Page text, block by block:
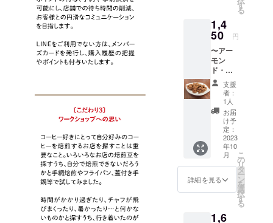
ケージ
等のデ
ザイン
が異な
る場合
があり
ますの
で、あ
らかじ
めご了
承くだ
さいま
せ。 ※
賞味期
限（豆
の状
態）：
焙煎日
から未
3ヶ月、
了承く
ださい
ませ。
※原材料
等の食
品表示
はお届
け商品
のラベ
ルに表
記され
ます。
商品開
封前に
は必ず
リター
ンに貼
付され
たラベ
意書き
等の食
品表示
はお届
け商品
のラベ
ルに表
記され
ます。
商品開
封前に
は必ず
リター
ンに貼
付され
たラベ
意書き
をご確
さい。
渡しい
たしま
す。 ※
返品は
できま
せん。
※生豆の
200gに
なりま
す。焙
煎後は
豆の水
分等が
減るこ
とによ
15％〜
20％減
了承く
す。
※10月中
のお日
にちを
ご指定
くださ
い。＜
発送期
限：
2023年
12月22
日(金)ま
で＞ ※
発送日
しま
す。 ※
達され
ション
から
「豆の
形態
（豆・
粉）」
をお選
びくだ
さい。
︎◇発送
希望日
はプロ
ジェク
ト終了
後、
メール
にて確
す。
と、健
容に嬉
しい効
果もあ
り人気
の
「アー
モン
ド」♪
おつま
みはも
ちろ
ん、料
理のア
クセン
トや、
ちょっ
と小腹
にも
す
る
1,4
50 円
〜アー
モン
ド・発
送〜
【アー
モンド
素焼き
200g】
◇
香ばし
くてカ
リッと
した歯
応え
と、健
康や美
しい効
支援
者：
1人
お届
け予
定：
2023
年10
月
詳細を見る
こ
の
リ
タ
ー
ン
を
選
択
す
る
1,6